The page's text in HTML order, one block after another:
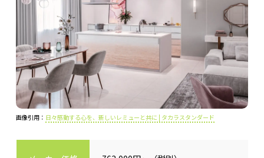
画像引用： 日々感動する心を、新しいレミューと共に | タカラスタンダード